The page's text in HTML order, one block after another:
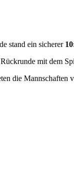
stand ein sicherer
mit dem
die